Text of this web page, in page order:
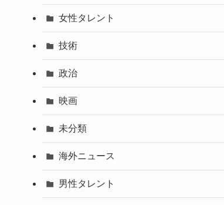
女性タレント
技術
政治
映画
未分類
海外ニュース
男性タレント